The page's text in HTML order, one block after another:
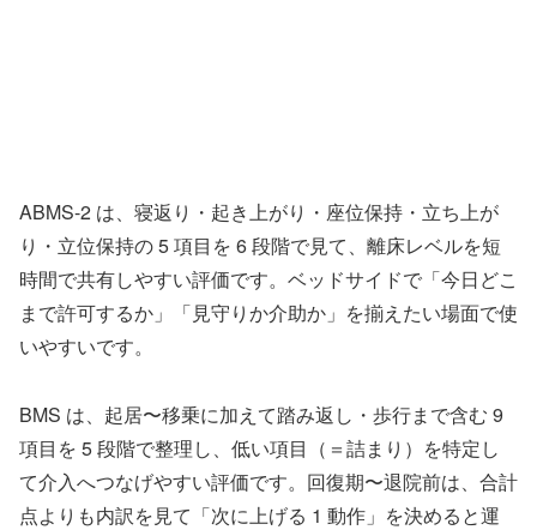
ABMS-2 は、寝返り・起き上がり・座位保持・立ち上が
り・立位保持の 5 項目を 6 段階で見て、離床レベルを短
時間で共有しやすい評価です。ベッドサイドで「今日どこ
まで許可するか」「見守りか介助か」を揃えたい場面で使
いやすいです。
BMS は、起居〜移乗に加えて踏み返し・歩行まで含む 9
項目を 5 段階で整理し、低い項目（＝詰まり）を特定し
て介入へつなげやすい評価です。回復期〜退院前は、合計
点よりも内訳を見て「次に上げる 1 動作」を決めると運